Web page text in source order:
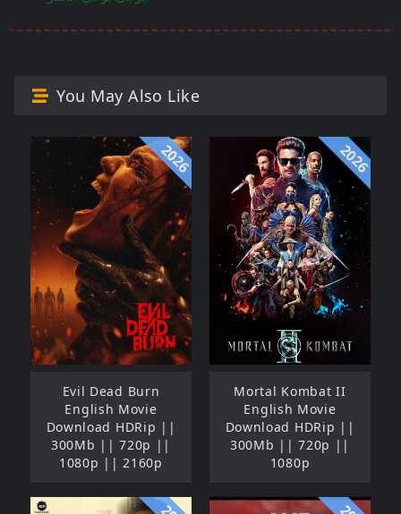
You May Also Like
2026
Evil Dead Burn
English Movie
Download HDRip ||
300Mb || 720p ||
1080p || 2160p
2026
Mortal Kombat II
English Movie
Download HDRip ||
300Mb || 720p ||
1080p